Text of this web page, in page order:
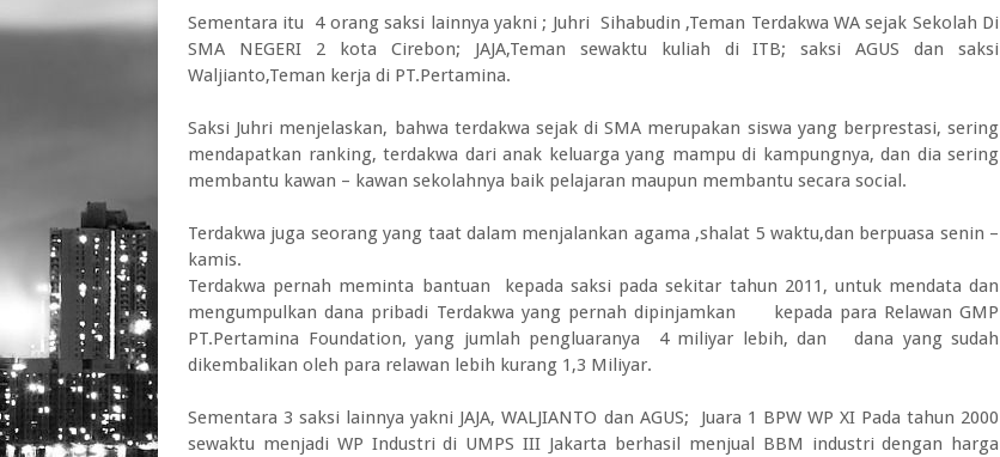
Sementara itu 4 orang saksi lainnya yakni ; Juhri Sihabudin ,Teman Terdakwa WA sejak Sekolah Di
SMA NEGERI 2 kota Cirebon; JAJA,Teman sewaktu kuliah di ITB; saksi AGUS dan saksi
Waljianto,Teman kerja di PT.Pertamina.
Saksi Juhri menjelaskan, bahwa terdakwa sejak di SMA merupakan siswa yang berprestasi, sering
mendapatkan ranking, terdakwa dari anak keluarga yang mampu di kampungnya, dan dia sering
membantu kawan – kawan sekolahnya baik pelajaran maupun membantu secara social.
Terdakwa juga seorang yang taat dalam menjalankan agama ,shalat 5 waktu,dan berpuasa senin –
kamis.
Terdakwa pernah meminta bantuan kepada saksi pada sekitar tahun 2011, untuk mendata dan
mengumpulkan dana pribadi Terdakwa yang pernah dipinjamkan kepada para Relawan GMP
PT.Pertamina Foundation, yang jumlah pengluaranya 4 miliyar lebih, dan dana yang sudah
dikembalikan oleh para relawan lebih kurang 1,3 Miliyar.
Sementara 3 saksi lainnya yakni JAJA, WALJIANTO dan AGUS; Juara 1 BPW WP XI Pada tahun 2000
sewaktu menjadi WP Industri di UMPS III Jakarta berhasil menjual BBM industri dengan harga